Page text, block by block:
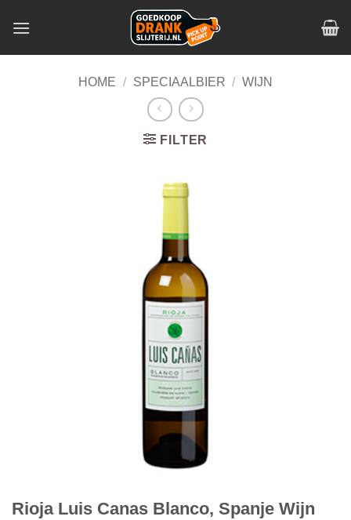
HOME / SPECIAALBIER / WIJN
FILTER
Rioja Luis Canas Blanco, Spanje Wijn